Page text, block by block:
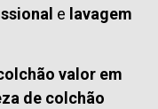
e lavagem
valor em
de colchão